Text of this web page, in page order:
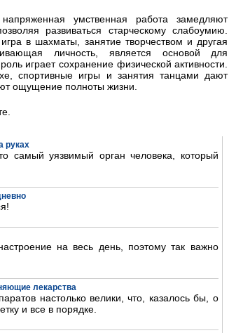
умственная работа замедляют
развиваться старческому слабоумию.
в шахматы, занятие творчеством и другая
личность, является основой для
играет сохранение физической активности.
спортивные игры и занятия танцами дают
ощущение полноты жизни.
руках
самый уязвимый орган человека, который
на весь день, поэтому так важно
лекарства
настолько велики, что, казалось бы, о
и все в порядке.